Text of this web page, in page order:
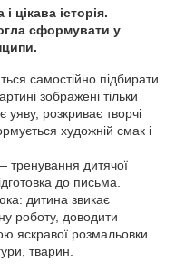
самостійно підбирати
зображені тільки
розкриває творчі
художній смак і
дитячої
до письма.
дитина звикає
роботу, доводити
яскравої розмальовки
тварин.
цікава історія.
сформувати у